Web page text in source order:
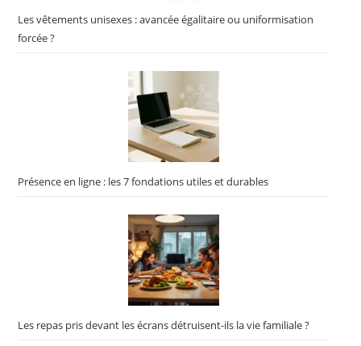
Les vêtements unisexes : avancée égalitaire ou uniformisation
forcée ?
Présence en ligne : les 7 fondations utiles et durables
Les repas pris devant les écrans détruisent-ils la vie familiale ?